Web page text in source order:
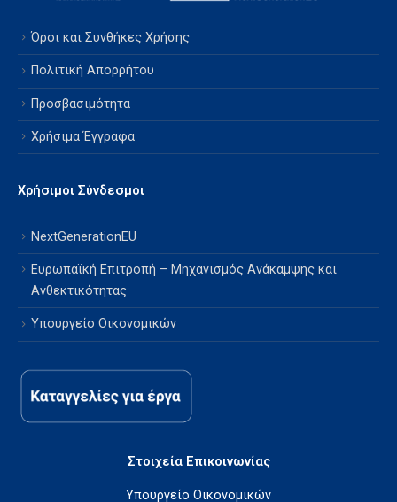
Όροι και Συνθήκες Χρήσης
Πολιτική Απορρήτου
Προσβασιμότητα
Χρήσιμα Έγγραφα
Χρήσιμοι Σύνδεσμοι
NextGenerationEU
Ευρωπαϊκή Επιτροπή – Μηχανισμός Ανάκαμψης και
Ανθεκτικότητας
Υπουργείο Οικονομικών
Στοιχεία Επικοινωνίας
Υπουργείο Οικονομικών